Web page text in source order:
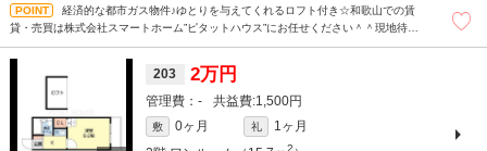
経済的な都市ガス物件♪ゆとりを与えてくれるロフト付き☆和歌山での賃
貸・売買は株式会社スマートホーム”ピタットハウス”にお任せください＾＾現地待ち
203 2万円
- 1,500円
敷 0ヶ月 礼
1ヶ月